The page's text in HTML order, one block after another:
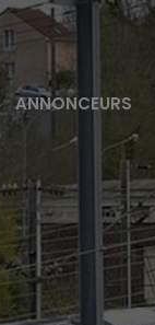
ANNONCEURS